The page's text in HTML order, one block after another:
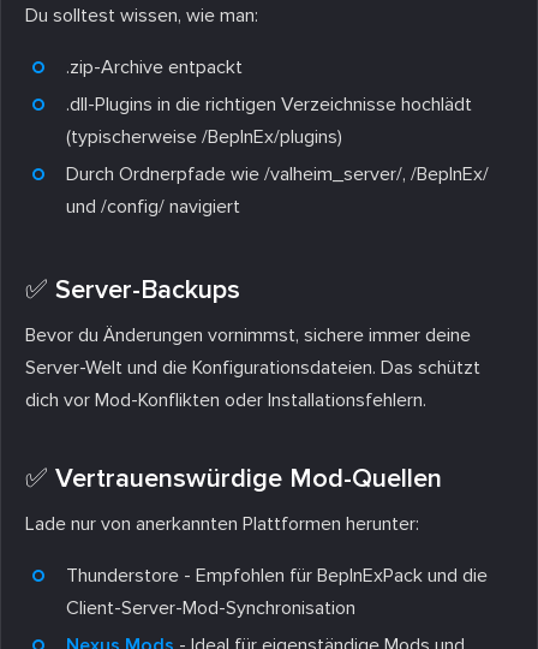
Du solltest wissen, wie man:
.zip-Archive entpackt
.dll-Plugins in die richtigen Verzeichnisse hochlädt
(typischerweise /BepInEx/plugins)
Durch Ordnerpfade wie /valheim_server/, /BepInEx/
und /config/ navigiert
✅ Server-Backups
Bevor du Änderungen vornimmst, sichere immer deine
Server-Welt und die Konfigurationsdateien. Das schützt
dich vor Mod-Konflikten oder Installationsfehlern.
✅ Vertrauenswürdige Mod-Quellen
Lade nur von anerkannten Plattformen herunter:
Thunderstore - Empfohlen für BepInExPack und die
Client-Server-Mod-Synchronisation